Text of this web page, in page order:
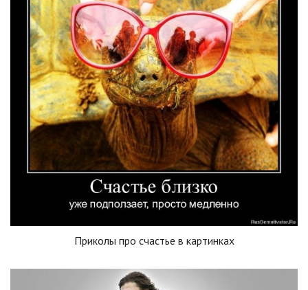
Приколы про счастье в картинках